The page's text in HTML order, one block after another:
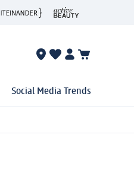
Social Media Trends